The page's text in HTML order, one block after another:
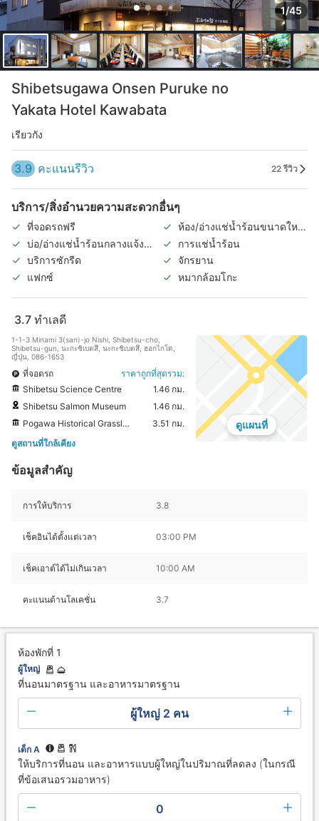
1/45
Shibetsugawa Onsen Puruke no
Yakata Hotel Kawabata
เรียวกัง
3.9 คะแนนรีวิว 22 รีวิว
บริการ/สิ่งอำนวยความสะดวกอื่นๆ
ที่จอดรถฟรี
ห้อง/อ่างแช่น้ำร้อนขนาดใหญ่
ในร่ม
บ่อ/อ่างแช่น้ำร้อนกลางแจ้ง
(แยกชายหญิง)
การแช่น้ำร้อน
บริการซักรีด
จักรยาน
แฟกซ์
หมากล้อมโกะ
3.7 ทำเลดี
1-1-3 Minami 3(san)-jo Nishi, Shibetsu-cho,
Shibetsu-gun, นะกะชิเบตสึ, นะกะชิเบตสึ, ฮอกไกโด,
ญี่ปุ่น, 086-1653
ที่จอดรถ
ราคาถูกที่สุดรวม:
Shibetsu Science Centre
1.46 กม.
Shibetsu Salmon Museum
1.46 กม.
Pogawa Historical Grassland
3.51 กม.
ดูสถานที่ใกล้เคียง
ดูแผนที่
ข้อมูลสำคัญ
การให้บริการ 3.8
เช็คอินได้ตั้งแต่เวลา 03:00 PM
เช็คเอาต์ได้ไม่เกินเวลา 10:00 AM
คะแนนด้านโลเคชั่น 3.7
ห้องพักที่ 1
ผู้ใหญ่
ที่นอนมาตรฐาน และอาหารมาตรฐาน
ผู้ใหญ่ 2 คน
เด็ก A
ให้บริการที่นอน และอาหารแบบผู้ใหญ่ในปริมาณที่ลดลง (ในกรณี
ที่ข้อเสนอรวมอาหาร)
0